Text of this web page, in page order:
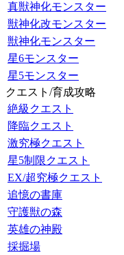
真獣神化モンスター
獣神化改モンスター
獣神化モンスター
星6モンスター
星5モンスター
クエスト/育成攻略
絶級クエスト
降臨クエスト
激究極クエスト
星5制限クエスト
EX/超究極クエスト
追憶の書庫
守護獣の森
英雄の神殿
採掘場